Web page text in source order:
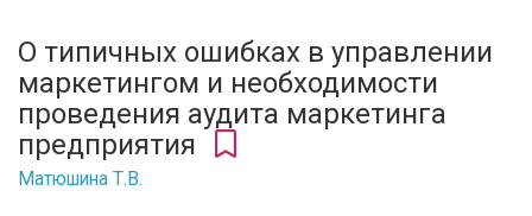
О типичных ошибках в управлении
маркетингом и необходимости
проведения аудита маркетинга
предприятия
Матюшина Т.В.